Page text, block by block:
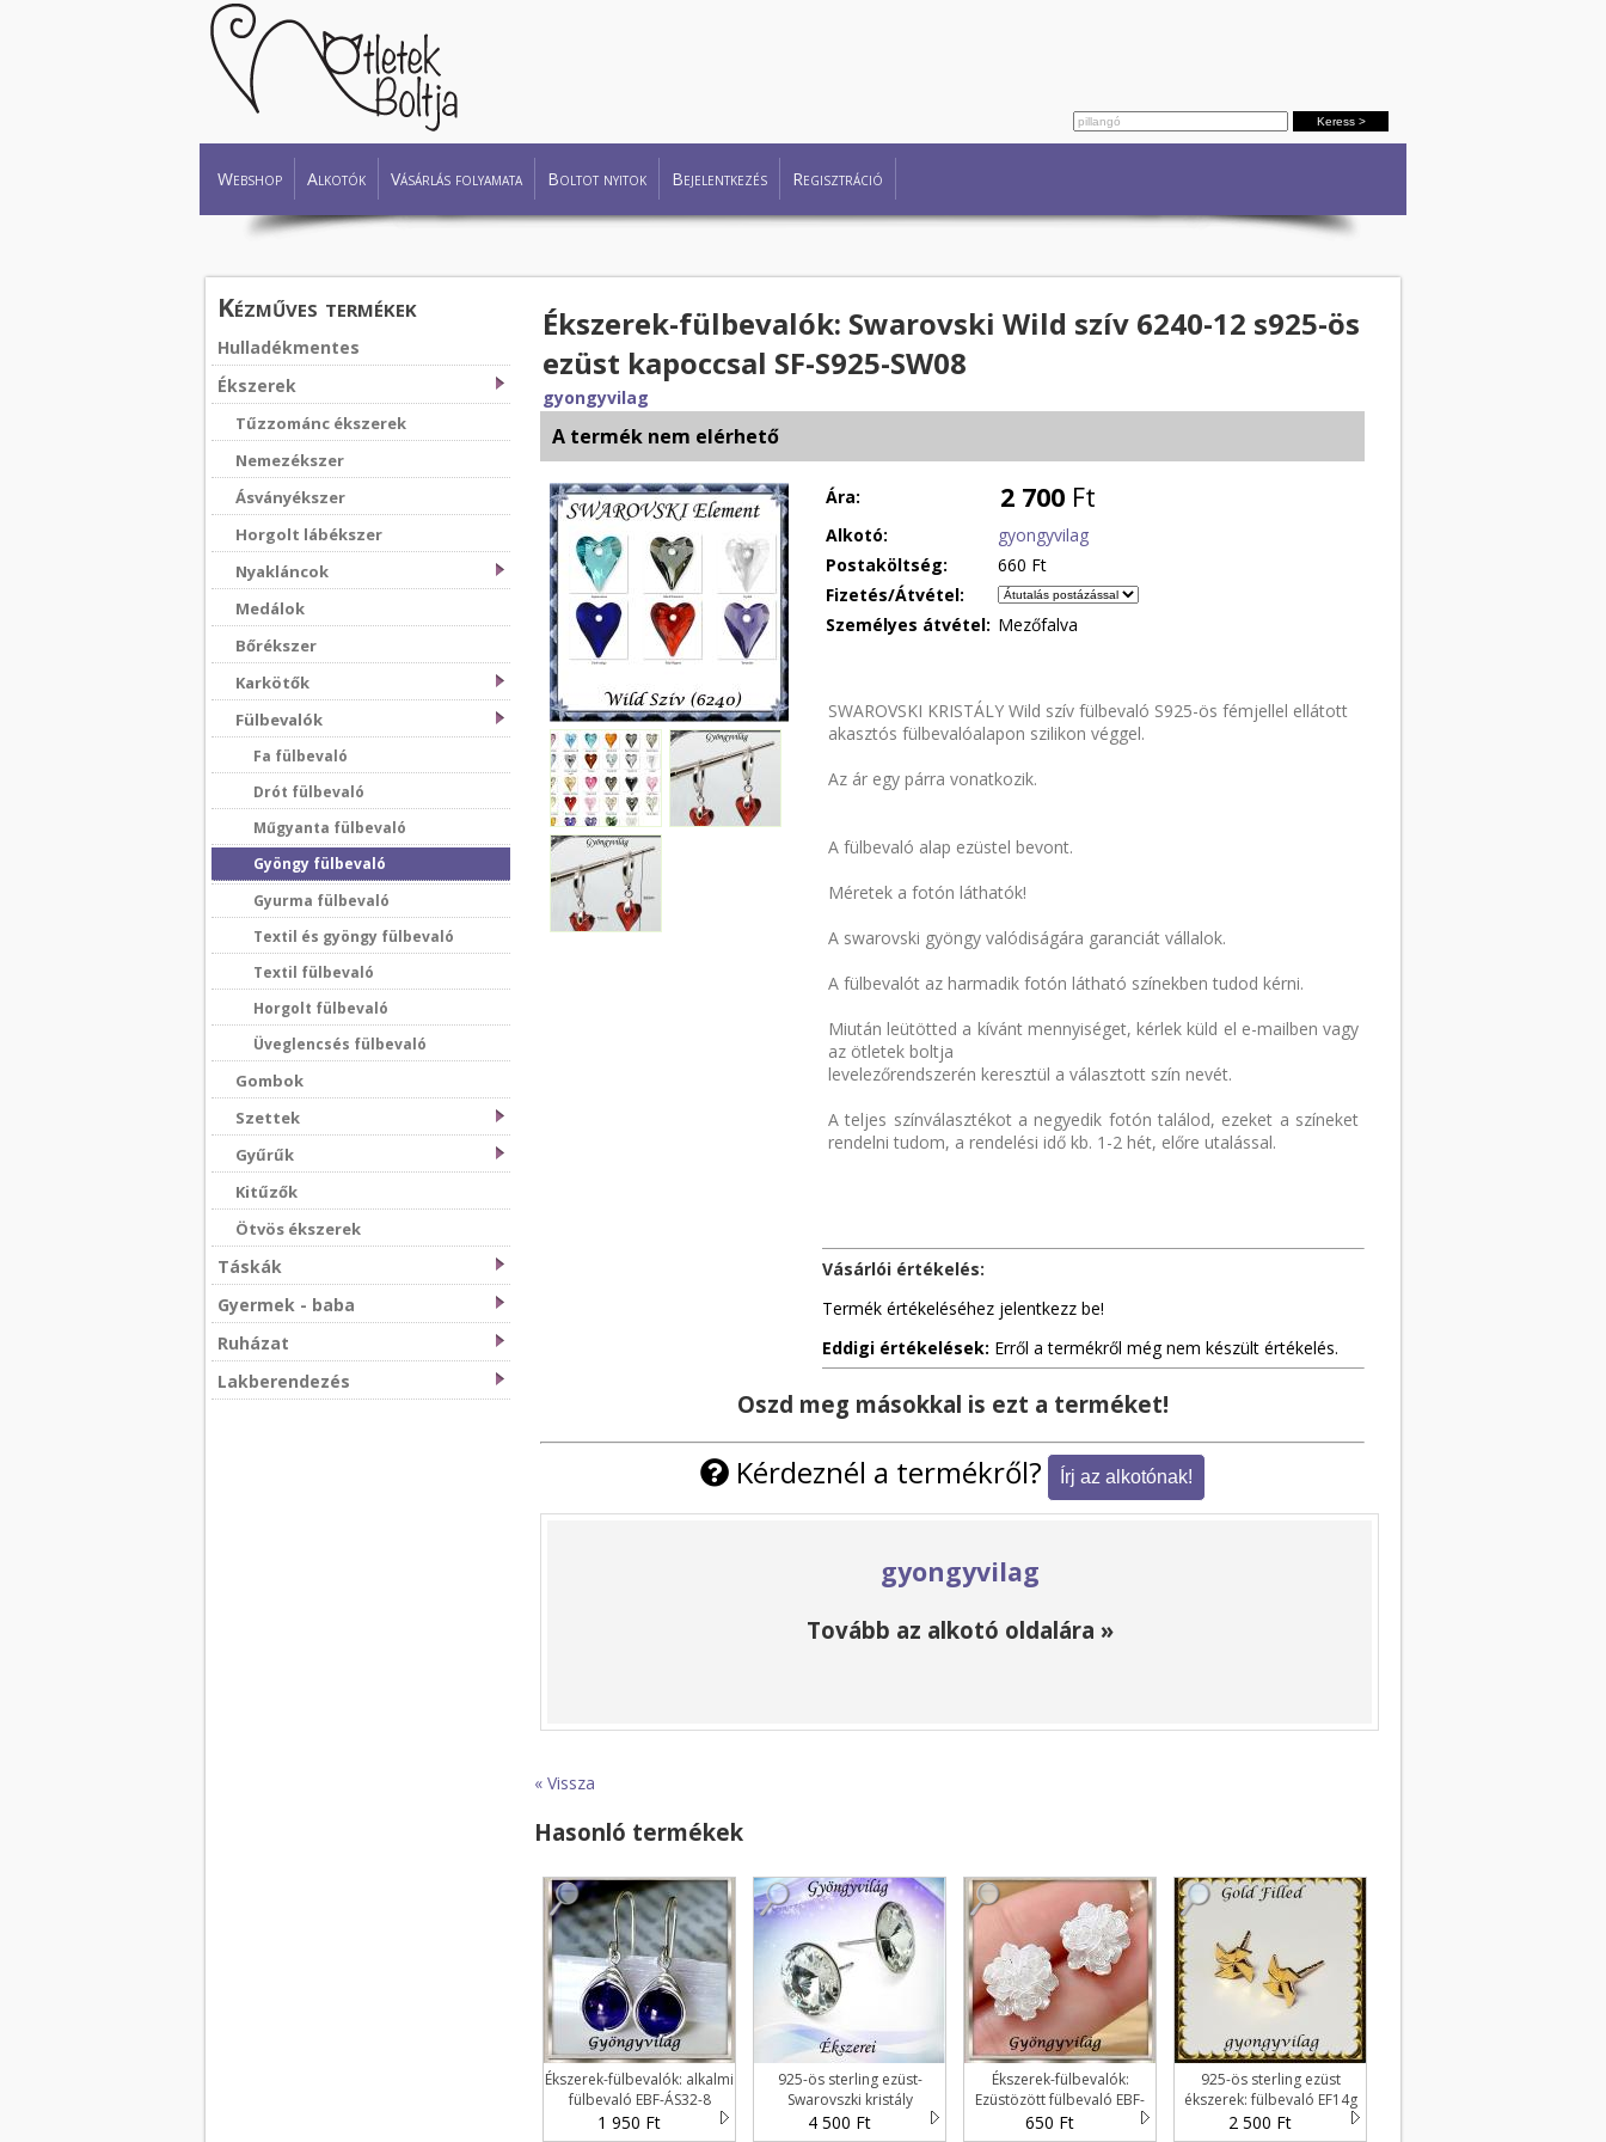
Webshop Alkotók Vásárlás folyamata Boltot nyitok Bejelentkezés Regisztráció
Kézműves termékek
Hulladékmentes
Ékszerek
Tűzzománc ékszerek
Nemezékszer
Ásványékszer
Horgolt lábékszer
Nyakláncok
Medálok
Bőrékszer
Karkötők
Fülbevalók
Fa fülbevaló
Drót fülbevaló
Műgyanta fülbevaló
Gyöngy fülbevaló
Gyurma fülbevaló
Textil és gyöngy fülbevaló
Textil fülbevaló
Horgolt fülbevaló
Üveglencsés fülbevaló
Gombok
Szettek
Gyűrűk
Kitűzők
Ötvös ékszerek
Táskák
Gyermek - baba
Ruházat
Lakberendezés
Ékszerek-fülbevalók: Swarovski Wild szív 6240-12 s925-ös
ezüst kapoccsal SF-S925-SW08
gyongyvilag
A termék nem elérhető
Ára: 2 700 Ft
Alkotó:
gyongyvilag
Postaköltség:
660 Ft
Fizetés/Átvétel:
Személyes átvétel: Mezőfalva
SWAROVSKI KRISTÁLY Wild szív fülbevaló S925-ös fémjellel ellátott
akasztós fülbevalóalapon szilikon véggel.
Az ár egy párra vonatkozik.
A fülbevaló alap ezüstel bevont.
Méretek a fotón láthatók!
A swarovski gyöngy valódiságára garanciát vállalok.
A fülbevalót az harmadik fotón látható színekben tudod kérni.
Miután leütötted a kívánt mennyiséget, kérlek küld el e-mailben vagy
az ötletek boltja
levelezőrendszerén keresztül a választott szín nevét.
A teljes színválasztékot a negyedik fotón találod, ezeket a színeket
rendelni tudom, a rendelési idő kb. 1-2 hét, előre utalással.
Vásárlói értékelés:
Termék értékeléséhez jelentkezz be!
Eddigi értékelések: Erről a termékről még nem készült értékelés.
Oszd meg másokkal is ezt a terméket!
Kérdeznél a termékről?
gyongyvilag
Tovább az alkotó oldalára »
« Vissza
Hasonló termékek
Ékszerek-fülbevalók: alkalmi
fülbevaló EBF-ÁS32-8
1 950 Ft
925-ös sterling ezüst-
Swarovszki kristály
fülbevaló SF-ESWR01-16
4 500 Ft
Ékszerek-fülbevalók:
Ezüstözött fülbevaló EBF-
AK31
650 Ft
925-ös sterling ezüst
ékszerek: fülbevaló EF14g
2 500 Ft